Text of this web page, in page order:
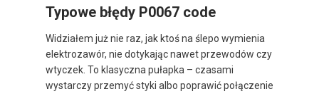
Typowe błędy P0067 code
Widziałem już nie raz, jak ktoś na ślepo wymienia
elektrozawór, nie dotykając nawet przewodów czy
wtyczek. To klasyczna pułapka – czasami
wystarczy przemyć styki albo poprawić połączenie